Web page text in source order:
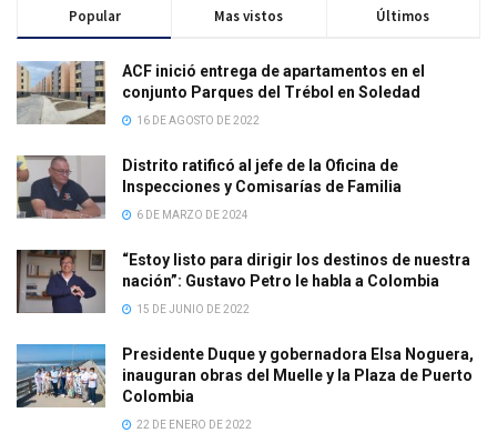
Popular Mas vistos Últimos
ACF inició entrega de apartamentos en el
conjunto Parques del Trébol en Soledad
16 DE AGOSTO DE 2022
Distrito ratificó al jefe de la Oficina de
Inspecciones y Comisarías de Familia
6 DE MARZO DE 2024
“Estoy listo para dirigir los destinos de nuestra
nación”: Gustavo Petro le habla a Colombia
15 DE JUNIO DE 2022
Presidente Duque y gobernadora Elsa Noguera,
inauguran obras del Muelle y la Plaza de Puerto
Colombia
22 DE ENERO DE 2022